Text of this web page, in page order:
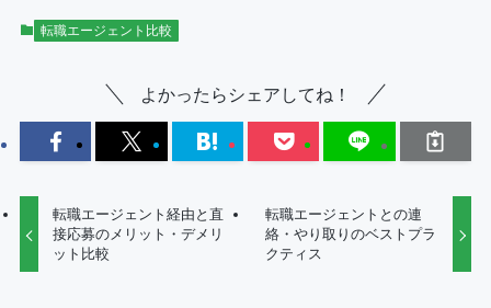
転職エージェント比較
よかったらシェアしてね！
転職エージェント経由と直
接応募のメリット・デメリ
ット比較
転職エージェントとの連
絡・やり取りのベストプラ
クティス